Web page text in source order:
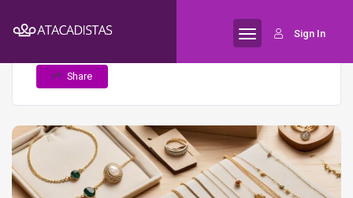
Sign In
Home Semijoias
5 erros que iniciantes cometem
Share